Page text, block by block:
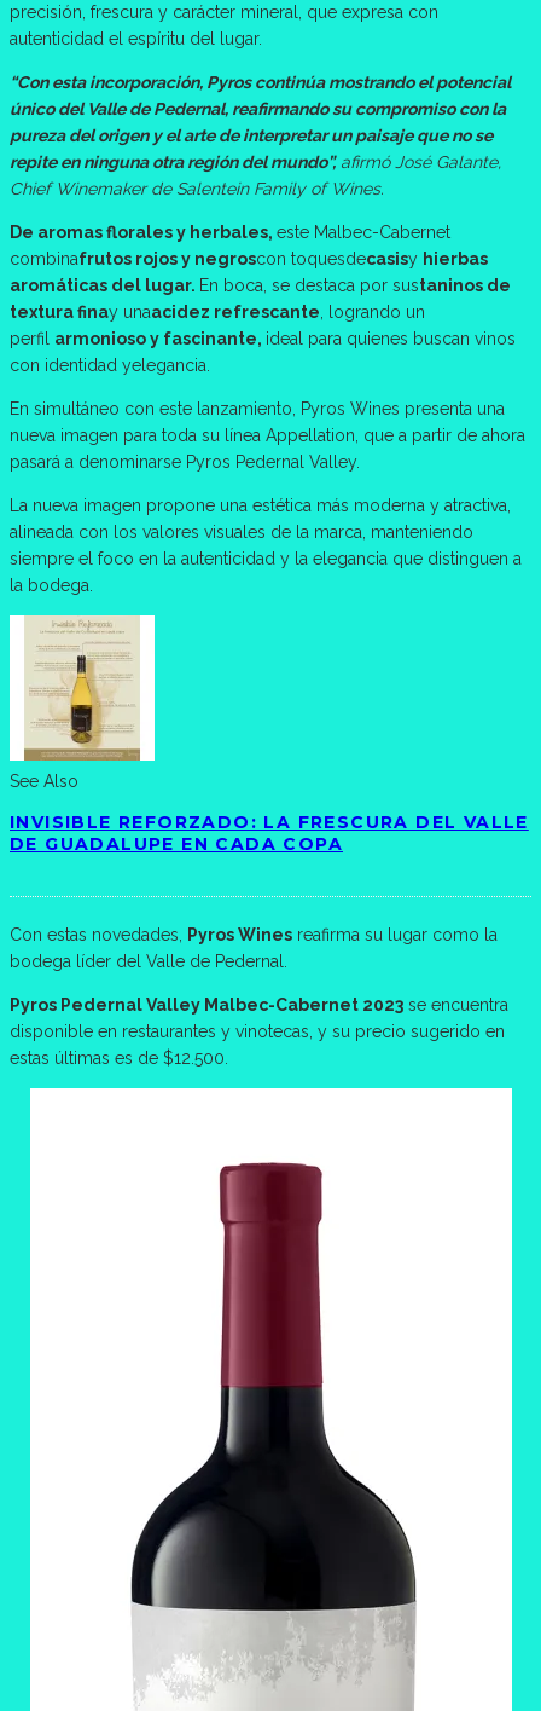
precisión, frescura y carácter mineral, que expresa con
autenticidad el espíritu del lugar.
“Con esta incorporación, Pyros continúa mostrando el potencial
único del Valle de Pedernal, reafirmando su compromiso con la
pureza del origen y el arte de interpretar un paisaje que no se
repite en ninguna otra región del mundo”,afirmó José Galante,
Chief Winemaker de Salentein Family of Wines.
De aromas florales y herbales, este Malbec-Cabernet
combinafrutos rojos y negroscon toquesdecasisy hierbas
aromáticas del lugar. En boca, se destaca por sustaninos de
textura finay unaacidez refrescante , logrando un
perfil armonioso y fascinante, ideal para quienes buscan vinos
con identidad yelegancia.
En simultáneo con este lanzamiento, Pyros Wines presenta una
nueva imagen para toda su línea Appellation, que a partir de ahora
pasará a denominarse Pyros Pedernal Valley.
La nueva imagen propone una estética más moderna y atractiva,
alineada con los valores visuales de la marca, manteniendo
siempre el foco en la autenticidad y la elegancia que distinguen a
la bodega.
See Also
INVISIBLE REFORZADO: LA FRESCURA DEL VALLE
DE GUADALUPE EN CADA COPA
Con estas novedades, Pyros Wines reafirma su lugar como la
bodega líder del Valle de Pedernal.
Pyros Pedernal Valley Malbec-Cabernet 2023 se encuentra
disponible en restaurantes y vinotecas, y su precio sugerido en
estas últimas es de $12.500.